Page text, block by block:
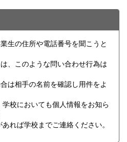
生の住所や電話番号を聞こうと
、このような問い合わせ行為は
は相手の名前を確認し用件をよ
校においても個人情報をお知ら
れば学校までご連絡ください。